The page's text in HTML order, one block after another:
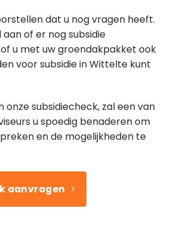
dat u nog vragen heeft.
of er nog subsidie
u met uw groendakpakket ook
voor subsidie in Wittelte kunt
onze subsidiecheck, zal een van
u spoedig benaderen om
en de mogelijkheden te
aanvragen